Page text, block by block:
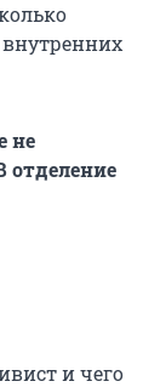
не
отделение
и чего